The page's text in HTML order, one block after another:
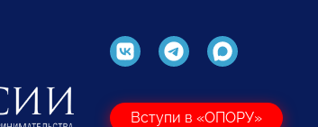
Вступи в «ОПОРУ»